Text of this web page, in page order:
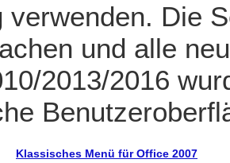
verwenden. Die
und alle
2013/2016
Klassisches Menü für Office 2007